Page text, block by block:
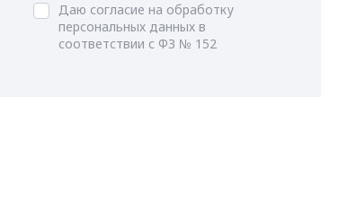
Даю согласие на обработку
персональных данных в
соответствии с ФЗ № 152